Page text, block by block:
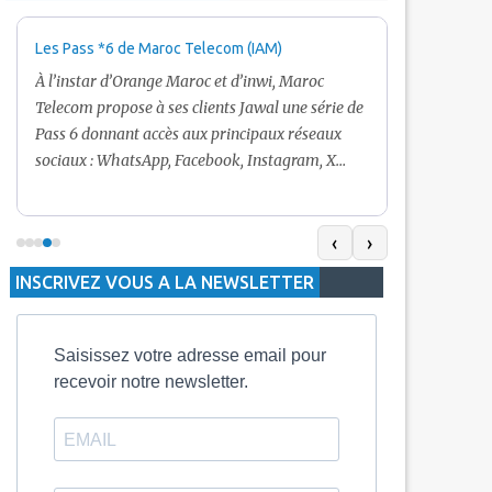
Les Pass *6 de Maroc Telecom (IAM)
À l’instar d’Orange Maroc et d’inwi, Maroc
Telecom propose à ses clients Jawal une série de
Pass 6 donnant accès aux principaux réseaux
sociaux : WhatsApp, Facebook, Instagram, X
5 Dh inclut 100 Mo, le Pass 10 Dh offre 400 Mo,
tandis que les formules à 20 Dh et 30 Dh
proposent respectivement 1 Go et 2 Go. Les
durées de validité sont de 3 jours pour
‹ ›
INSCRIVEZ VOUS A LA NEWSLETTER
Saisissez votre adresse email pour
recevoir notre newsletter.